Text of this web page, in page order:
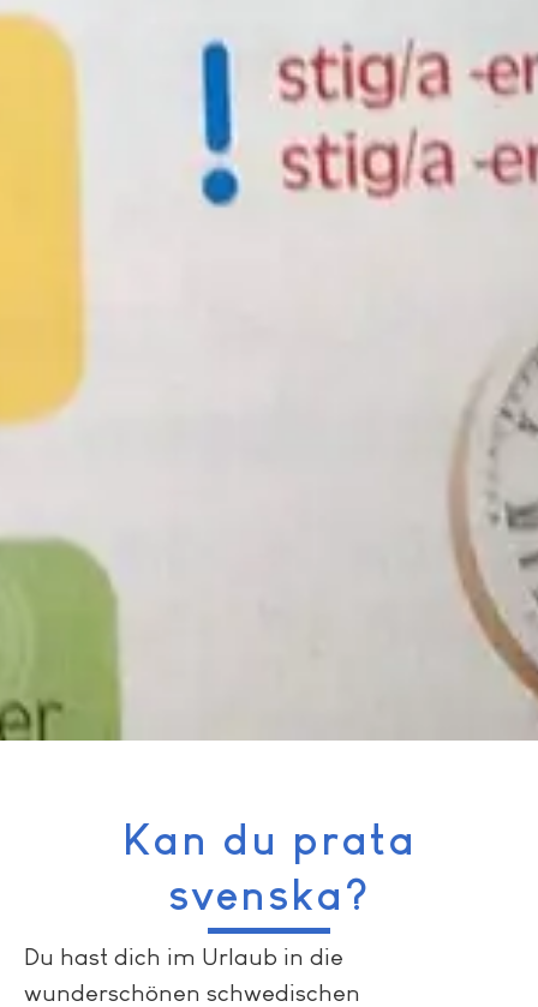
Kan du prata
svenska?
Du hast dich im Urlaub in die
wunderschönen schwedischen